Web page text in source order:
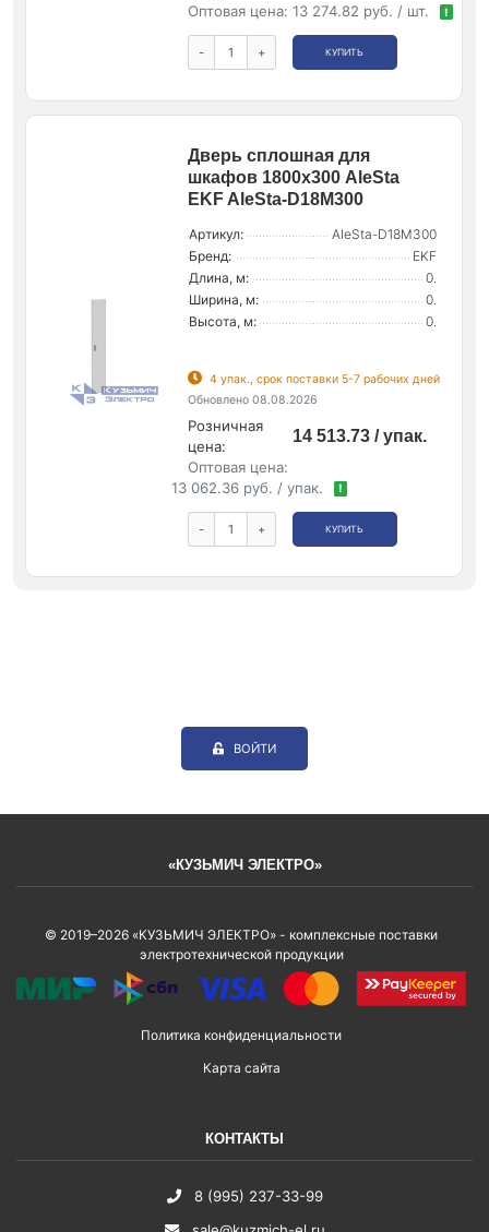
Оптовая цена: 13 274.82 руб. / шт. !
- + КУПИТЬ
Дверь сплошная для
шкафов 1800х300 AleSta
EKF AleSta-D18M300
Артикул:
AleSta-D18M300
Бренд:
EKF
Длина, м:
0.
Ширина, м:
0.
Высота, м:
0.
4 упак., срок поставки 5-7 рабочих дней
Обновлено 08.08.2026
Розничная
цена:
14 513.73 / упак.
Оптовая цена:
13 062.36 руб. / упак.
!
- + КУПИТЬ
ВОЙТИ
«КУЗЬМИЧ ЭЛЕКТРО»
© 2019–2026 «КУЗЬМИЧ ЭЛЕКТРО» - комплексные поставки
электротехнической продукции
Политика конфиденциальности
Карта сайта
КОНТАКТЫ
8 (995) 237-33-99